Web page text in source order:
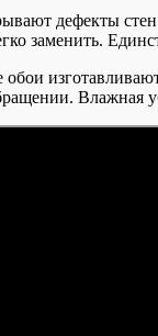
дефекты
заменить.
Влажная